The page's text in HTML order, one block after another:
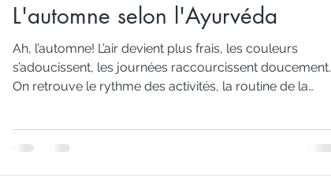
L'automne selon l'Ayurvéda
Ah, l’automne! L’air devient plus frais, les couleurs
s’adoucissent, les journées raccourcissent doucement.
On retrouve le rythme des activités, la routine de la
le repli paisible de l’hiver. Une saison de transition où la
trouver du réconfort dans la chaleur d’un repas simple